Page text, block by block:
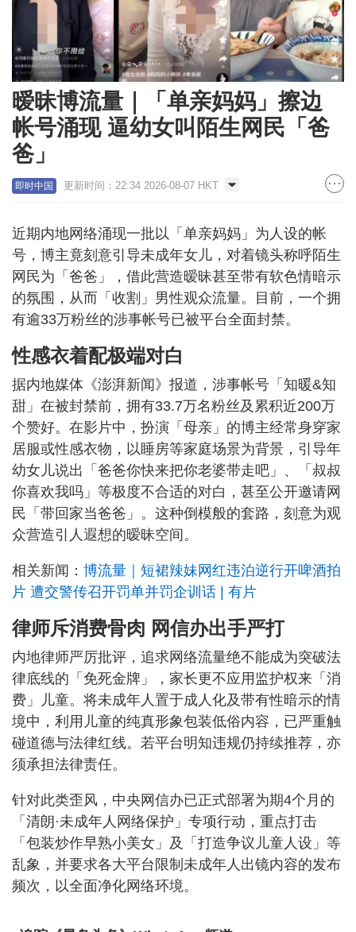
暧昧博流量｜「单亲妈妈」擦边
帐号涌现 逼幼女叫陌生网民「爸
爸」
即时中国 更新时间：22:34 2026-08-07 HKT
近期内地网络涌现一批以「单亲妈妈」为人设的帐
号，博主竟刻意引导未成年女儿，对着镜头称呼陌生
网民为「爸爸」，借此营造暧昧甚至带有软色情暗示
的氛围，从而「收割」男性观众流量。目前，一个拥
有逾33万粉丝的涉事帐号已被平台全面封禁。
性感衣着配极端对白
据内地媒体《澎湃新闻》报道，涉事帐号「知暖&知
甜」在被封禁前，拥有33.7万名粉丝及累积近200万
个赞好。在影片中，扮演「母亲」的博主经常身穿家
居服或性感衣物，以睡房等家庭场景为背景，引导年
幼女儿说出「爸爸你快来把你老婆带走吧」、「叔叔
你喜欢我吗」等极度不合适的对白，甚至公开邀请网
民「带回家当爸爸」。这种倒模般的套路，刻意为观
众营造引人遐想的暧昧空间。
相关新闻： 博流量｜短裙辣妹网红违泊逆行开啤酒拍
片 遭交警传召开罚单并罚企训话 | 有片
律师斥消费骨肉 网信办出手严打
内地律师严厉批评，追求网络流量绝不能成为突破法
律底线的「免死金牌」，家长更不应用监护权来「消
费」儿童。将未成年人置于成人化及带有性暗示的情
境中，利用儿童的纯真形象包装低俗内容，已严重触
碰道德与法律红线。若平台明知违规仍持续推荐，亦
须承担法律责任。
针对此类歪风，中央网信办已正式部署为期4个月的
「清朗·未成年人网络保护」专项行动，重点打击
「包装炒作早熟小美女」及「打造争议儿童人设」等
乱象，并要求各大平台限制未成年人出镜内容的发布
频次，以全面净化网络环境。